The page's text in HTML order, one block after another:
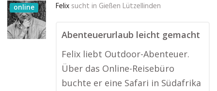
online Felix sucht in Gießen Lützellinden
Abenteuerurlaub leicht gemacht
Felix liebt Outdoor-Abenteuer.
Über das Online-Reisebüro
buchte er eine Safari in Südafrika